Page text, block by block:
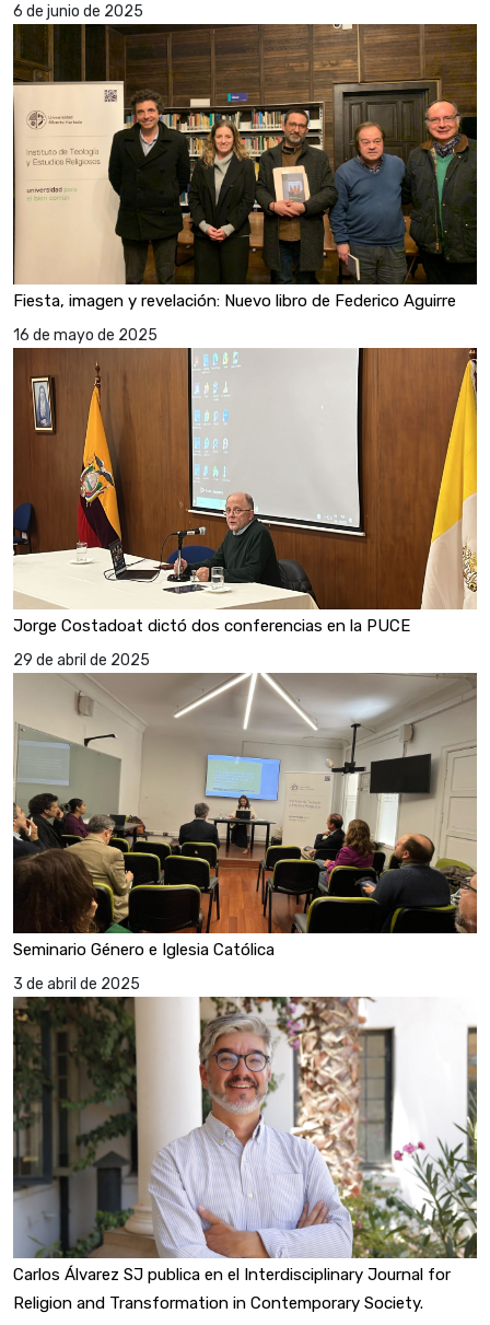
6 de junio de 2025
Fiesta, imagen y revelación: Nuevo libro de Federico Aguirre
16 de mayo de 2025
Jorge Costadoat dictó dos conferencias en la PUCE
29 de abril de 2025
Seminario Género e Iglesia Católica
3 de abril de 2025
Carlos Álvarez SJ publica en el Interdisciplinary Journal for
Religion and Transformation in Contemporary Society.